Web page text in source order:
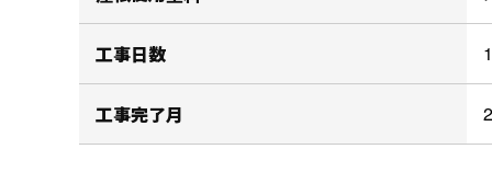
工事日数
工事完了月